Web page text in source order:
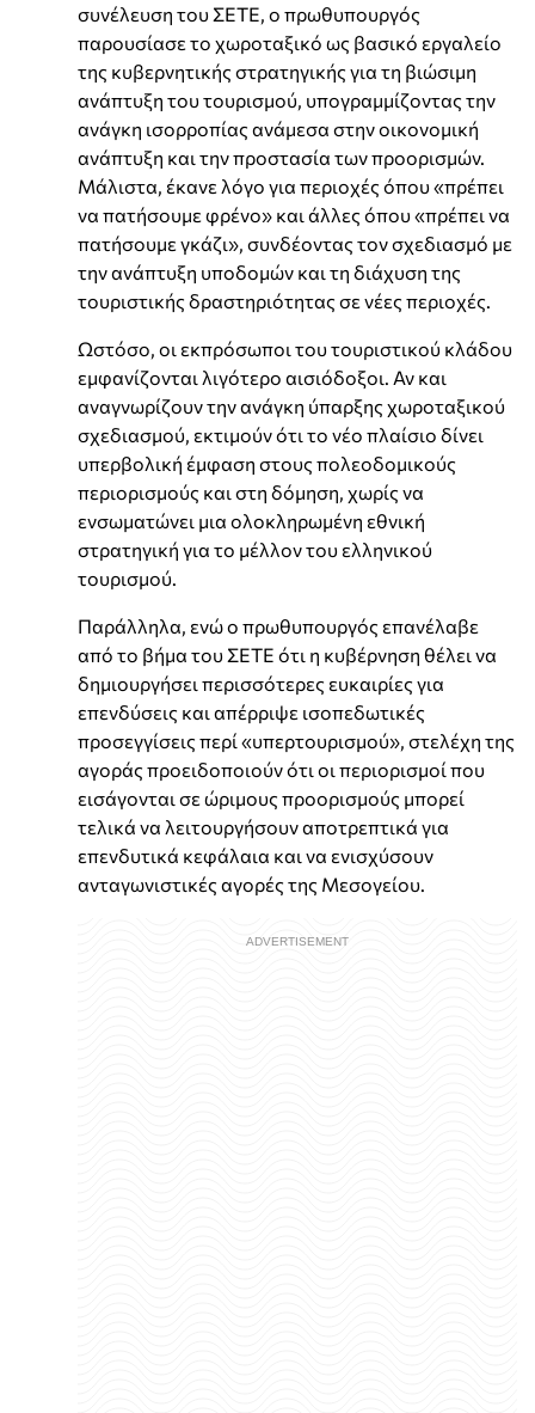
συνέλευση του ΣΕΤΕ, ο πρωθυπουργός
παρουσίασε το χωροταξικό ως βασικό εργαλείο
της κυβερνητικής στρατηγικής για τη βιώσιμη
ανάπτυξη του τουρισμού, υπογραμμίζοντας την
ανάγκη ισορροπίας ανάμεσα στην οικονομική
ανάπτυξη και την προστασία των προορισμών.
Μάλιστα, έκανε λόγο για περιοχές όπου «πρέπει
να πατήσουμε φρένο» και άλλες όπου «πρέπει να
πατήσουμε γκάζι», συνδέοντας τον σχεδιασμό με
την ανάπτυξη υποδομών και τη διάχυση της
τουριστικής δραστηριότητας σε νέες περιοχές.
Ωστόσο, οι εκπρόσωποι του τουριστικού κλάδου
εμφανίζονται λιγότερο αισιόδοξοι. Αν και
αναγνωρίζουν την ανάγκη ύπαρξης χωροταξικού
σχεδιασμού, εκτιμούν ότι το νέο πλαίσιο δίνει
υπερβολική έμφαση στους πολεοδομικούς
περιορισμούς και στη δόμηση, χωρίς να
ενσωματώνει μια ολοκληρωμένη εθνική
στρατηγική για το μέλλον του ελληνικού
τουρισμού.
Παράλληλα, ενώ ο πρωθυπουργός επανέλαβε
από το βήμα του ΣΕΤΕ ότι η κυβέρνηση θέλει να
δημιουργήσει περισσότερες ευκαιρίες για
επενδύσεις και απέρριψε ισοπεδωτικές
προσεγγίσεις περί «υπερτουρισμού», στελέχη της
αγοράς προειδοποιούν ότι οι περιορισμοί που
εισάγονται σε ώριμους προορισμούς μπορεί
τελικά να λειτουργήσουν αποτρεπτικά για
επενδυτικά κεφάλαια και να ενισχύσουν
ανταγωνιστικές αγορές της Μεσογείου.